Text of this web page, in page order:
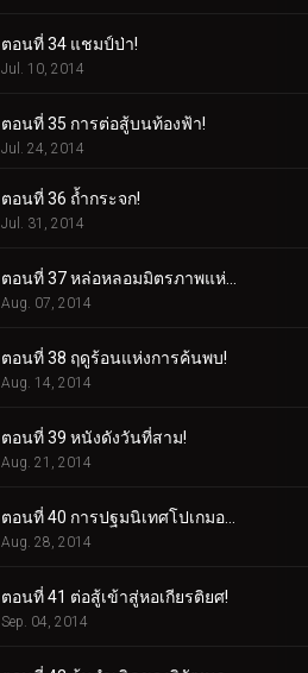
ตอนที่ 34 แชมป์ป่า!
Jul. 10, 2014
ตอนที่ 35 การต่อสู้บนท้องฟ้า!
Jul. 24, 2014
ตอนที่ 36 ถ้ำกระจก!
Jul. 31, 2014
Aug. 07, 2014
ตอนที่ 38 ฤดูร้อนแห่งการค้นพบ!
Aug. 14, 2014
ตอนที่ 39 หนังดังวันที่สาม!
Aug. 21, 2014
Aug. 28, 2014
ตอนที่ 41 ต่อสู้เข้าสู่หอเกียรติยศ!
Sep. 04, 2014